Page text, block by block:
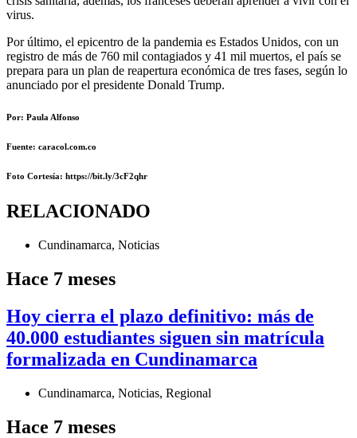
virus.
Por último, el epicentro de la pandemia es Estados Unidos, con un
registro de más de 760 mil contagiados y 41 mil muertos, el país se
prepara para un plan de reapertura económica de tres fases, según lo
anunciado por el presidente Donald Trump.
Por: Paula Alfonso
Fuente: caracol.com.co
Foto Cortesía: https://bit.ly/3cF2qhr
RELACIONADO
Cundinamarca, Noticias
Hace 7 meses
Hoy cierra el plazo definitivo: más de
40.000 estudiantes siguen sin matrícula
formalizada en Cundinamarca
Cundinamarca, Noticias, Regional
Hace 7 meses